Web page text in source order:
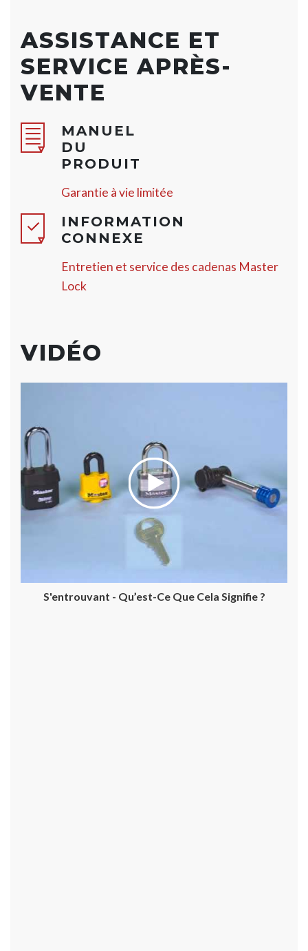
ASSISTANCE ET
SERVICE APRÈS-
VENTE
MANUEL
DU
PRODUIT
Garantie à vie limitée
INFORMATION
CONNEXE
Entretien et service des cadenas Master
Lock
VIDÉO
S'entrouvant - Qu’est-Ce Que Cela Signifie ?